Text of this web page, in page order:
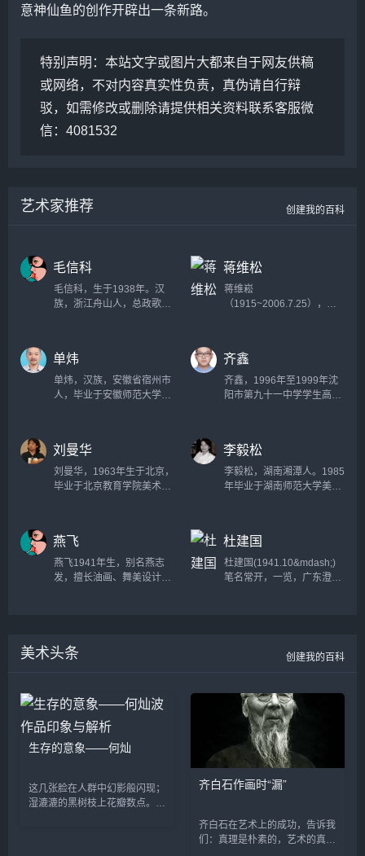
意神仙鱼的创作开辟出一条新路。
特别声明： 本站文字或图片大都来自于网友供稿
或网络，不对内容真实性负责，真伪请自行辩
驳，如需修改或删除请提供相关资料联系客服微
信：4081532
艺术家推荐 创建我的百科
毛信科
毛信科，生于1938年。汉
族，浙江舟山人，总政歌舞
计进修班结业。中国戏剧家
协会会员、中国美术家协会
会员、中国舞台美术学会顾
蒋维松
蒋维崧
（1915~2006.7.25），字
单炜
单炜，汉族，安徽省宿州市
人，毕业于安徽师范大学，
齐鑫
齐鑫，1996年至1999年沈
阳市第九十一中学学生高中
学院动画学院教师，2007年
至2010年鲁迅美术学院学生
研究生学历。...
刘曼华
刘曼华，1963年生于北京，
毕业于北京教育学院美术
副会长；现任中国少年儿童
新闻出版总社主任编辑。长
期从事漫画、版式设计、插
墨、剪纸、等艺术形式的创
作。...
李毅松
李毅松，湖南湘潭人。1985
年毕业于湖南师范大学美术
生导师，中国美术家协会会
员，湘潭市美术家协会副主
席，红荷书画院院长。...
燕飞
燕飞1941年生，别名燕志
发，擅长油画、舞美设计。
设计专业，后供职于兰州军
杜建国
杜建国(1941.10&mdash;)
笔名常开，一览，广东澄海
非非》、《象哥哥》、《小
熊和小小熊》等多种连环漫
《小灵通漫游未来》(和毛用
坤合作)获第二届全国连环画
评奖二等奖，《没牙齿的大
老虎》获第一届全国幼...
美术头条 创建我的百科
生存的意象——何灿
这几张脸在人群中幻影般闪现；
湿漉漉的黑树枝上花瓣数点。
齐白石作画时“漏”
齐白石在艺术上的成功，告诉我
们：真理是朴素的，艺术的真谛